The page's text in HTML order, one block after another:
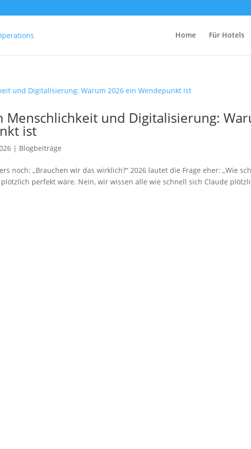
Home Für Hotels
Menschlichkeit und Digitalisierung:
ist
| Blogbeiträge
noch: „Brauchen wir das wirklich?“ 2026 lautet die Frage eher: „Wie
perfekt wäre. Nein, wir wissen alle wie schnell sich Claude